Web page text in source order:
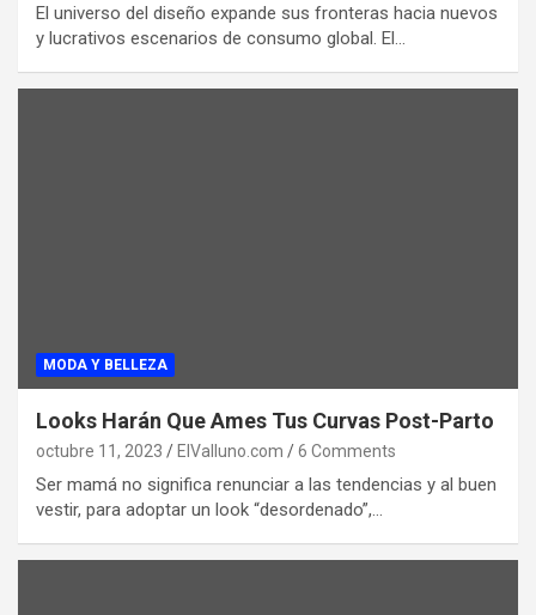
El universo del diseño expande sus fronteras hacia nuevos
y lucrativos escenarios de consumo global. El…
MODA Y BELLEZA
Looks Harán Que Ames Tus Curvas Post-Parto
octubre 11, 2023 ElValluno.com 6 Comments
Ser mamá no significa renunciar a las tendencias y al buen
vestir, para adoptar un look “desordenado”,…